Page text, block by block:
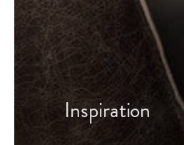
Inspiration